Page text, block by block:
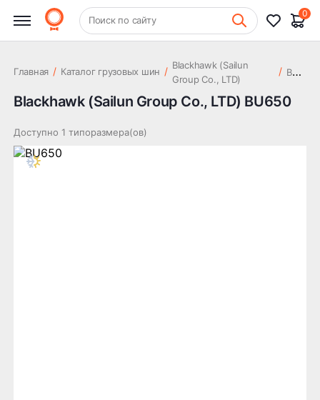
+7 (831) 261-35-35 Шиномонтаж
Поиск по сайту
0
Главная / Каталог грузовых шин / Blackhawk (Sailun
Group Co., LTD)
/ B
U650
Blackhawk (Sailun Group Co., LTD) BU650
Доступно 1 типоразмера(ов)